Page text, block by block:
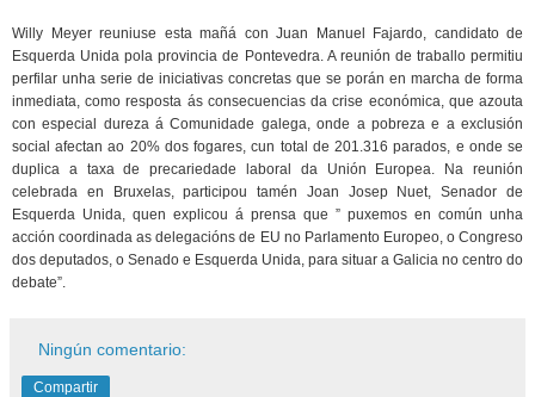
Willy Meyer reuniuse esta mañá con Juan Manuel Fajardo, candidato de
Esquerda Unida pola provincia de Pontevedra. A reunión de traballo permitiu
perfilar unha serie de iniciativas concretas que se porán en marcha de forma
inmediata, como resposta ás consecuencias da crise económica, que azouta
con especial dureza á Comunidade galega, onde a pobreza e a exclusión
social afectan ao 20% dos fogares, cun total de 201.316 parados, e onde se
duplica a taxa de precariedade laboral da Unión Europea. Na reunión
celebrada en Bruxelas, participou tamén Joan Josep Nuet, Senador de
Esquerda Unida, quen explicou á prensa que ” puxemos en común unha
acción coordinada as delegacións de EU no Parlamento Europeo, o Congreso
dos deputados, o Senado e Esquerda Unida, para situar a Galicia no centro do
debate”.
Ningún comentario:
Compartir